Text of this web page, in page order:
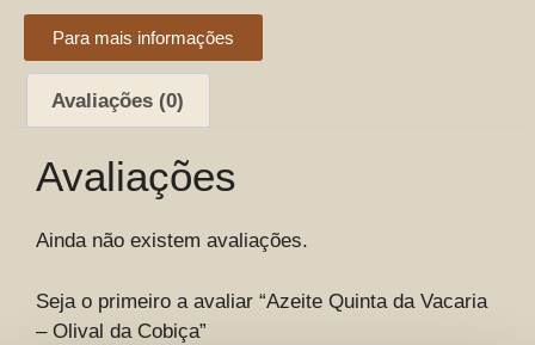
Para mais informações
Avaliações (0)
Avaliações
Ainda não existem avaliações.
Seja o primeiro a avaliar “Azeite Quinta da Vacaria
– Olival da Cobiça”